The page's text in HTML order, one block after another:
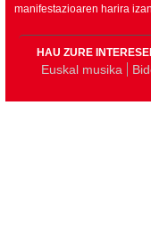
manifestazioaren harira
HAU ZURE
Euskal musika